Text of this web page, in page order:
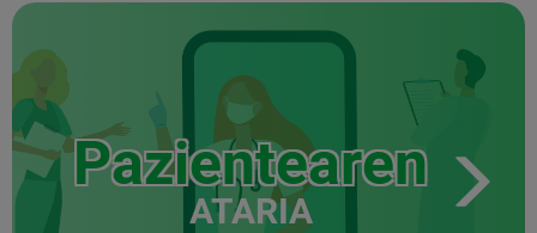
Pazientearen
ATARIA